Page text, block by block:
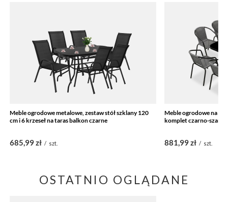
Meble ogrodowe metalowe, zestaw stół szklany 120
cm i 6 krzeseł na taras balkon czarne
685,99 zł / szt.
Meble ogrodowe na
komplet czarno-szary
881,99 zł / szt.
OSTATNIO OGLĄDANE